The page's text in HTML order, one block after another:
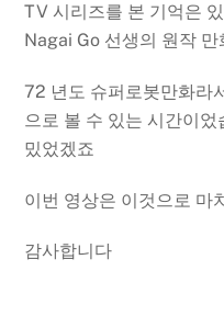
TV 시리즈를 본 기억은
Nagai Go 선생의 원작
72 년도 슈퍼로봇만화라
으로 볼 수 있는 시간이
밌었겠죠
이번 영상은 이것으로 마
감사합니다